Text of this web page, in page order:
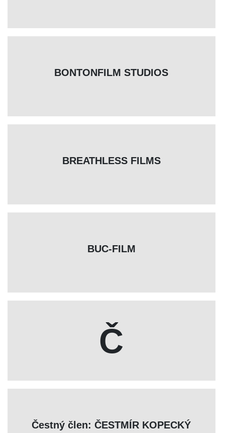
BONTONFILM STUDIOS
BREATHLESS FILMS
BUC-FILM
Č
Čestný člen: ČESTMÍR KOPECKÝ